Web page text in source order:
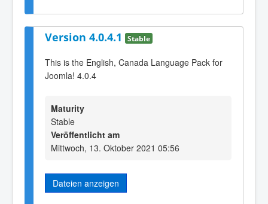
Version 4.0.4.1 Stable
This is the English, Canada Language Pack for
Joomla! 4.0.4
Maturity
Stable
Veröffentlicht am
Mittwoch, 13. Oktober 2021 05:56
Dateien anzeigen